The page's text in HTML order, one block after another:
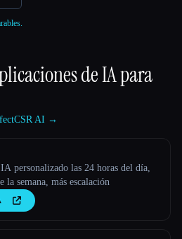
de IA para
AI →
personalizado las 24 horas del día,
la semana, más escalación